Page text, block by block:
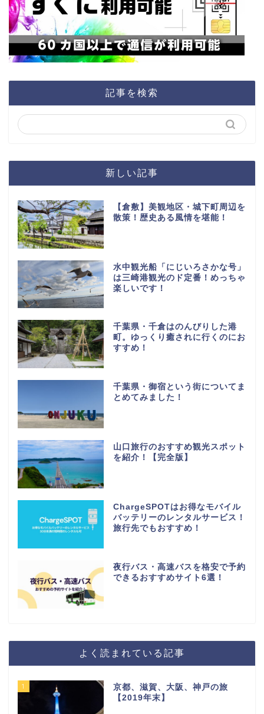
記事を検索
新しい記事
【倉敷】美観地区・城下町周辺を
散策！歴史ある風情を堪能！
水中観光船「にじいろさかな号」
は三崎港観光のド定番！めっちゃ
楽しいです！
千葉県・千倉はのんびりした港
町。ゆっくり癒されに行くのにお
すすめ！
千葉県・御宿という街についてま
とめてみました！
山口旅行のおすすめ観光スポット
を紹介！【完全版】
ChargeSPOTはお得なモバイル
バッテリーのレンタルサービス！
旅行先でもおすすめ！
夜行バス・高速バスを格安で予約
できるおすすめサイト6選！
よく読まれている記事
1
京都、滋賀、大阪、神戸の旅
【2019年末】